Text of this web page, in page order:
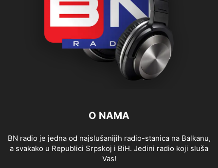
O NAMA
BN radio je jedna od najslušanijih radio-stanica na Balkanu,
a svakako u Republici Srpskoj i BiH. Jedini radio koji sluša
Vas!